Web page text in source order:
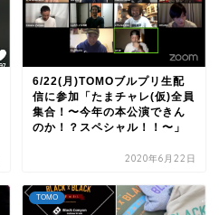
6/22(月)TOMOブルプリ生配
信に参加「たまチャレ(仮)全員
集合！〜今年の本公演できん
のか！？スペシャル！！〜」
2020年6月22日
TOMO